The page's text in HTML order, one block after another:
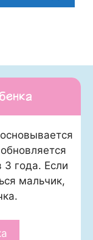
года. Если
мальчик,